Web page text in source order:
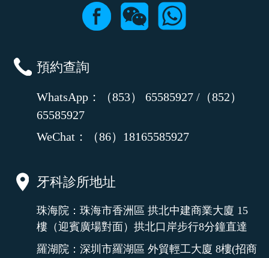
預約查詢
WhatsApp：（853） 65585927 /（852）
65585927
WeChat：（86）18165585927
牙科診所地址
珠海院：珠海市香洲區 拱北中建商業大廈 15
樓（迎賓廣場對面）拱北口岸步行8分鐘直達
羅湖院：深圳市羅湖區 外貿輕工大廈 8樓(招商